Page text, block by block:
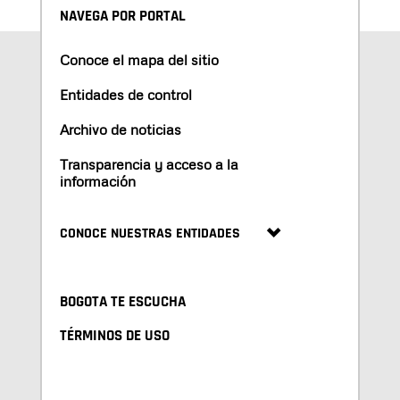
NAVEGA POR PORTAL
Conoce el mapa del sitio
Entidades de control
Archivo de noticias
Transparencia y acceso a la
información
CONOCE NUESTRAS ENTIDADES
BOGOTA TE ESCUCHA
TÉRMINOS DE USO